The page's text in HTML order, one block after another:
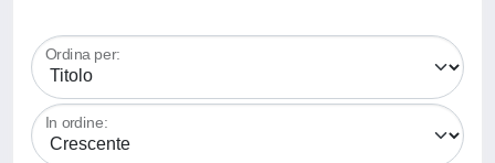
Ordina per:
In ordine: